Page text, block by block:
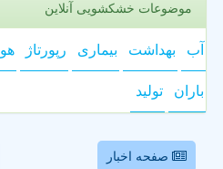
موضوعات خشکشویی آنلاین
آب بهداشت بیماری رپورتاژ هوا
باران تولید
صفحه اخبار